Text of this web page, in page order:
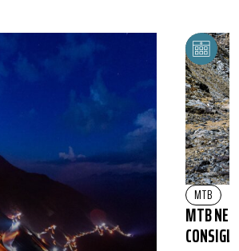
MTB
MTB NEI